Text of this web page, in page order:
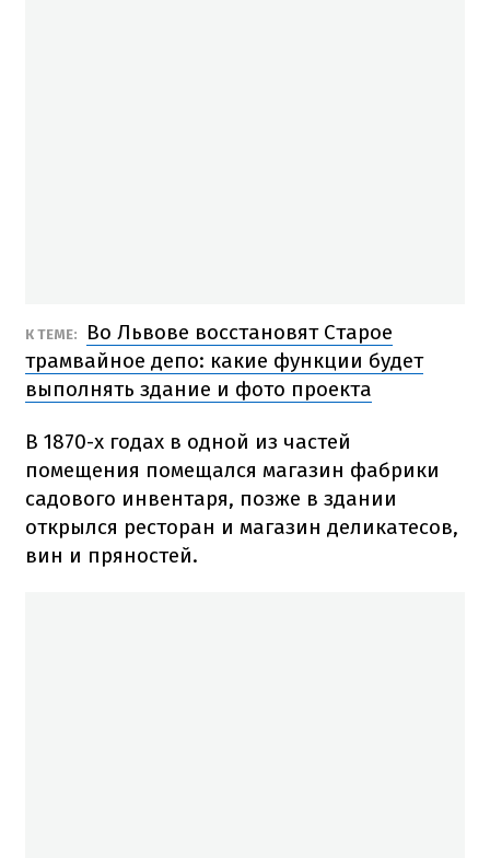
К ТЕМЕ:
Во Львове восстановят Старое
трамвайное депо: какие функции будет
выполнять здание и фото проекта
В 1870-х годах в одной из частей
помещения помещался магазин фабрики
садового инвентаря, позже в здании
открылся ресторан и магазин деликатесов,
вин и пряностей.